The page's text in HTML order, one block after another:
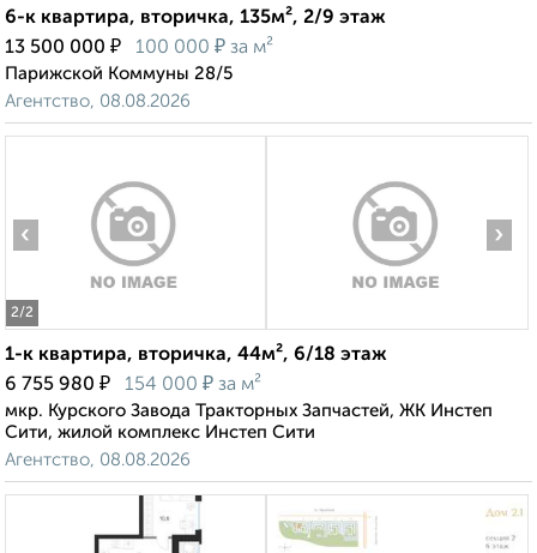
6-к квартира, вторичка, 135м², 2/9 этаж
13 500 000 ₽ 100 000 ₽ за м²
Парижской Коммуны 28/5
Агентство, 08.08.2026
2/2
‹ ›
1-к квартира, вторичка, 44м², 6/18 этаж
6 755 980 ₽ 154 000 ₽ за м²
мкр. Курского Завода Тракторных Запчастей, ЖК Инстеп
Сити, жилой комплекс Инстеп Сити
Агентство, 08.08.2026